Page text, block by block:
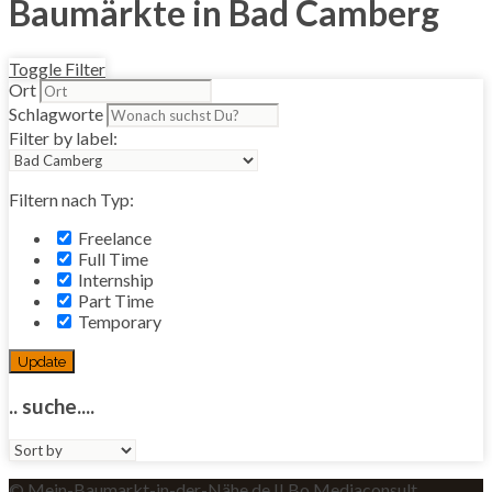
Baumärkte in Bad Camberg
Toggle Filter
Ort
Schlagworte
Filter by label:
Filtern nach Typ:
Freelance
Full Time
Internship
Part Time
Temporary
Update
.. suche....
Sort